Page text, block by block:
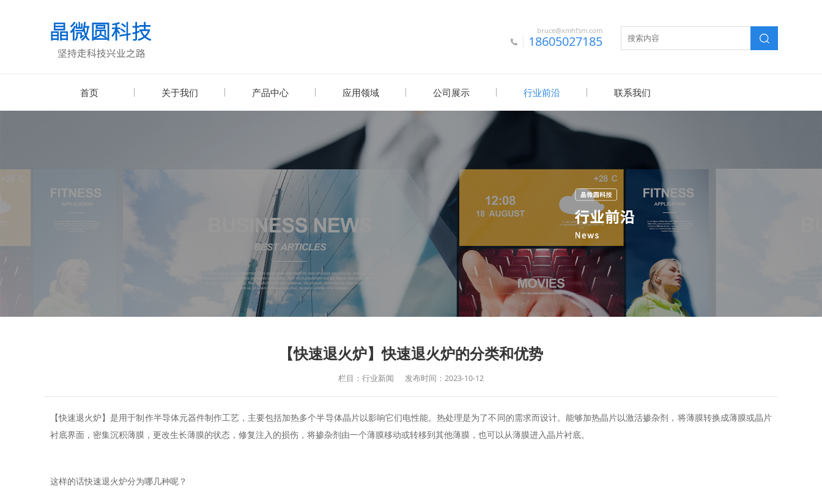
bruce@xmhfsm.com
18605027185
首页 关于我们 产品中心 应用领域 公司展示 行业前沿 联系我们
【快速退火炉】快速退火炉的分类和优势
栏目：行业新闻 发布时间：2023-10-12
【快速退火炉】是用于制作半导体元器件制作工艺，主要包括加热多个半导体晶片以影响它们电性能。热处理是为了不同的需求而设计。能够加热晶片以激活掺杂剂，将薄膜转换成薄膜或晶片
衬底界面，密集沉积薄膜，更改生长薄膜的状态，修复注入的损伤，将掺杂剂由一个薄膜移动或转移到其他薄膜，也可以从薄膜进入晶片衬底。
这样的话快速退火炉分为哪几种呢？